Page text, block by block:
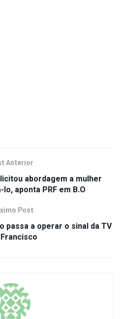
Anterior
abordagem a mulher
aponta PRF em B.O
Post
passa a operar o sinal da TV